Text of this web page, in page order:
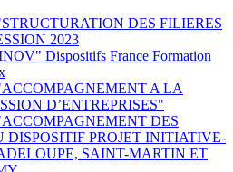
DES FILIERES
2023
Dispositifs France Formation
A LA
D’ENTREPRISES"
DES
DISPOSITIF PROJET INITIATIVE-
SAINT-MARTIN ET